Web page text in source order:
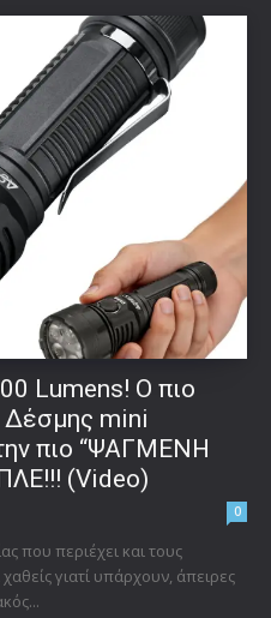
Lumens! Ο πιο
mini
πιο “ΨΑΓΜΕΝΗ
(Video)
0
που περιέχει και τους
γιατί υπάρχουν, άπειρες